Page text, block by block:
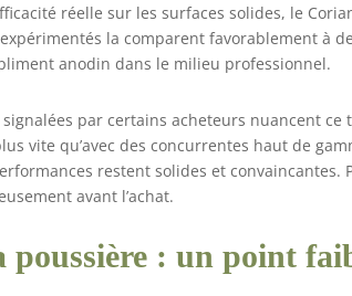
réelle sur les surfaces solides, le
la comparent favorablement à
anodin dans le milieu professionnel.
par certains acheteurs nuancent
vite qu’avec des concurrentes haut de
restent solides et
avant l’achat.
poussière : un point